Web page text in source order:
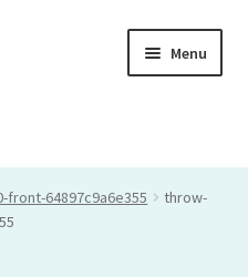
Menu
front-64897c9a6e355
throw-